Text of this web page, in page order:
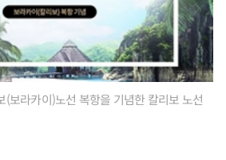
보라카이)노선 복항을 기념한 칼리보 노선